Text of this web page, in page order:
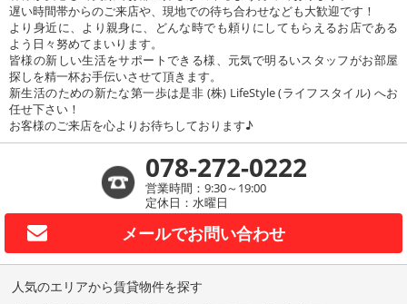
遅い時間帯からのご来店や、現地での待ち合わせなども大歓迎です！
より身近に、より親身に、どんな時でも頼りにしてもらえるお店である
よう日々努めてまいります。
皆様の新しい生活をサポートできる様、元気で明るいスタッフがお部屋
探しを精一杯お手伝いさせて頂きます。
新生活のための新たな第一歩は是非 (株) LifeStyle (ライフスタイル) へお
任せ下さい！
お客様のご来店を心よりお待ちしております♪
078-272-0222
営業時間：9:30～19:00
定休日：水曜日
メールでお問い合わせ
人気のエリアから賃貸物件を探す